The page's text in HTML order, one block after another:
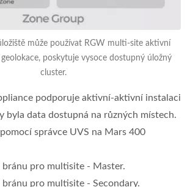
může používat RGW multi-site aktivní
poskytuje vysoce dostupný úložný
cluster.
podporuje aktivní-aktivní instalaci
byla data dostupná na různých místech.
správce UVS na Mars 400
bránu pro multisite - Master.
pro multisite - Secondary.